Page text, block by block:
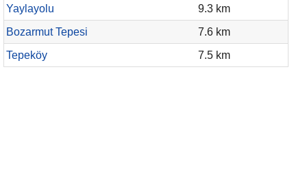
Yaylayolu
9.3 km
Bozarmut Tepesi
7.6 km
Tepeköy
7.5 km